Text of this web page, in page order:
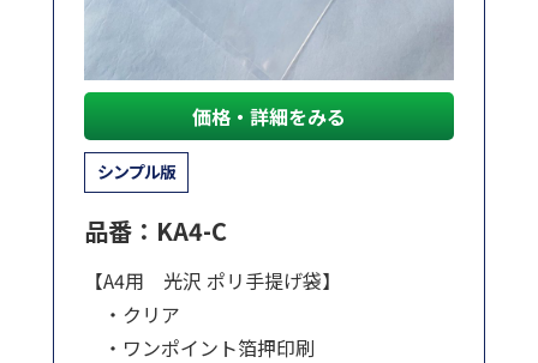
価格・詳細をみる
シンプル版
品番：KA4-C
【A4用 光沢 ポリ手提げ袋】
・クリア
・ワンポイント箔押印刷